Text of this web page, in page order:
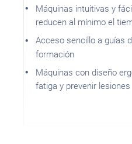
Máquinas intuitivas y
reducen al mínimo el
Acceso sencillo a guías
formación
Máquinas con diseño
fatiga y prevenir lesiones